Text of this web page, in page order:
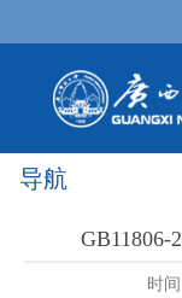
导航
GB11806-
时